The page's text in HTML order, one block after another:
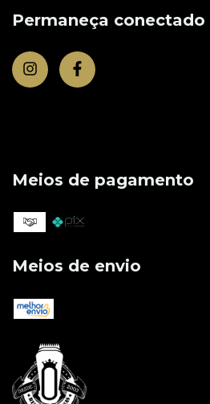
Permaneça conectado
Meios de pagamento
Meios de envio